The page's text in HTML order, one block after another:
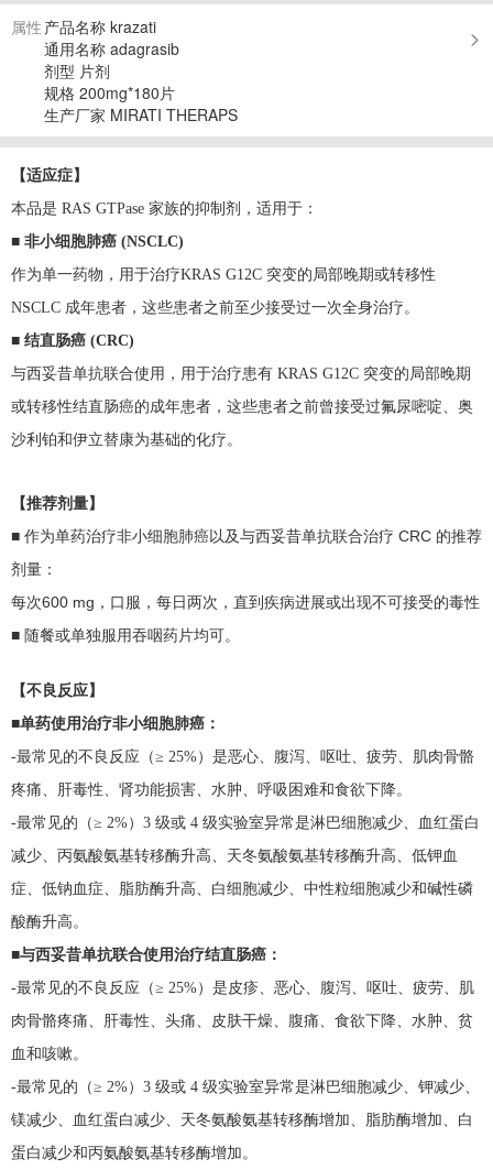
属性 产品名称 krazati
通用名称 adagrasib
剂型 片剂
规格 200mg*180片
生产厂家 MIRATI THERAPS
【适应症】
本品是 RAS GTPase 家族的抑制剂，适用于：
■ 非小细胞肺癌 (NSCLC)
作为单一药物，用于治疗KRAS G12C 突变的局部晚期或转移性
NSCLC 成年患者，这些患者之前至少接受过一次全身治疗。
■ 结直肠癌 (CRC)
与西妥昔单抗联合使用，用于治疗患有 KRAS G12C 突变的局部晚期
或转移性结直肠癌的成年患者，这些患者之前曾接受过氟尿嘧啶、奥
沙利铂和伊立替康为基础的化疗。
【推荐剂量】
■ 作为单药治疗非小细胞肺癌以及与西妥昔单抗联合治疗 CRC 的推荐
剂量：
每次600 mg，口服，每日两次，直到疾病进展或出现不可接受的毒性
■ 随餐或单独服用吞咽药片均可。
【不良反应】
■单药使用治疗非小细胞肺癌：
-最常见的不良反应（≥ 25%）是恶心、腹泻、呕吐、疲劳、肌肉骨骼
疼痛、肝毒性、肾功能损害、水肿、呼吸困难和食欲下降。
-最常见的（≥ 2%）3 级或 4 级实验室异常是淋巴细胞减少、血红蛋白
减少、丙氨酸氨基转移酶升高、天冬氨酸氨基转移酶升高、低钾血
症、低钠血症、脂肪酶升高、白细胞减少、中性粒细胞减少和碱性磷
酸酶升高。
■与西妥昔单抗联合使用治疗结直肠癌：
-最常见的不良反应（≥ 25%）是皮疹、恶心、腹泻、呕吐、疲劳、肌
肉骨骼疼痛、肝毒性、头痛、皮肤干燥、腹痛、食欲下降、水肿、贫
血和咳嗽。
-最常见的（≥ 2%）3 级或 4 级实验室异常是淋巴细胞减少、钾减少、
镁减少、血红蛋白减少、天冬氨酸氨基转移酶增加、脂肪酶增加、白
蛋白减少和丙氨酸氨基转移酶增加。